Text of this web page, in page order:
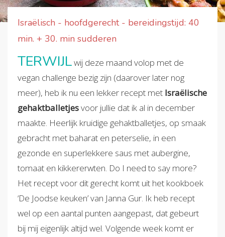
Israëlisch - hoofdgerecht - bereidingstijd: 40
min. + 30. min sudderen
TERWIJLwij deze maand volop met de
vegan challenge bezig zijn (daarover later nog
meer), heb ik nu een lekker recept met Israëlische
gehaktballetjesvoor jullie dat ik al in december
maakte. Heerlijk kruidige gehaktballetjes, op smaak
gebracht met baharat en peterselie, in een
gezonde en superlekkere saus met aubergine,
tomaat en kikkererwten. Do I need to say more?
Het recept voor dit gerecht komt uit het kookboek
‘De Joodse keuken’ van Janna Gur. Ik heb recept
wel op een aantal punten aangepast, dat gebeurt
bij mij eigenlijk altijd wel. Volgende week komt er